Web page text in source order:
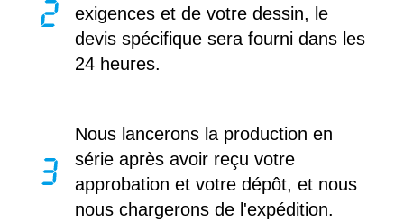
exigences et de votre dessin, le
devis spécifique sera fourni dans les
24 heures.
Nous lancerons la production en
série après avoir reçu votre
approbation et votre dépôt, et nous
nous chargerons de l'expédition.